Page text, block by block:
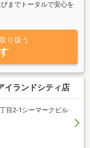
までトータルで安心を
マダデンキにご相談く
り扱う
イランドシティ店
目2-1シーマークビル